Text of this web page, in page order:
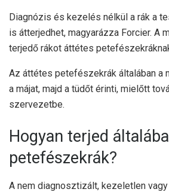
Diagnózis és kezelés nélkül a rák a
is átterjedhet, magyarázza Forcier. A
terjedő rákot áttétes
Az áttétes petefészekrák általában a
a májat, majd a tüdőt érinti, mielőtt
szervezetbe.
Hogyan terjed
petefészekrák?
A nem diagnosztizált, kezeletlen